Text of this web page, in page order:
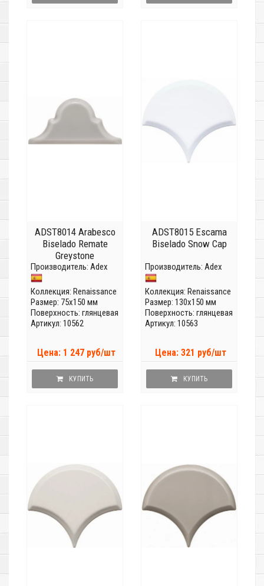
ADST8014 Arabesco
Biselado Remate
Greystone
Производитель: Adex
Коллекция: Renaissance
Размер: 75x150 мм
Поверхность: глянцевая
Артикул: 10562
Цена: 1 247 руб/шт
КУПИТЬ
ADST8015 Escama
Biselado Snow Cap
Производитель: Adex
Коллекция: Renaissance
Размер: 130x150 мм
Поверхность: глянцевая
Артикул: 10563
Цена: 321 руб/шт
КУПИТЬ